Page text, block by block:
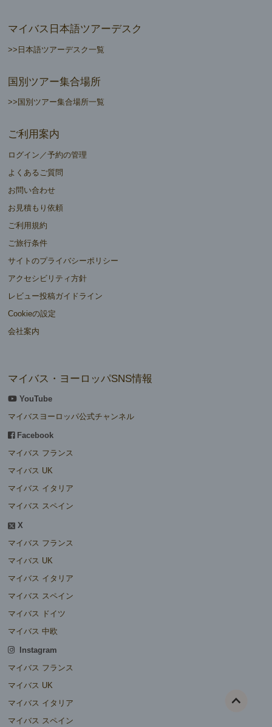
マイバス日本語ツアーデスク
>>日本語ツアーデスク一覧
国別ツアー集合場所
>>国別ツアー集合場所一覧
ご利用案内
ログイン／予約の管理
よくあるご質問
お問い合わせ
お見積もり依頼
ご利用規約
ご旅行条件
サイトのプライバシーポリシー
アクセシビリティ方針
レビュー投稿ガイドライン
Cookieの設定
会社案内
マイバス・ヨーロッパSNS情報
YouTube
マイバスヨーロッパ公式チャンネル
Facebook
マイバス フランス
マイバス UK
マイバス イタリア
マイバス スペイン
X
マイバス フランス
マイバス UK
マイバス イタリア
マイバス スペイン
マイバス ドイツ
マイバス 中欧
Instagram
マイバス フランス
マイバス UK
マイバス イタリア
マイバス スペイン